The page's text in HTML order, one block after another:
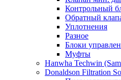
Контрольный
Обратный
Уплотнения
Разное
Блоки
Муфты
Hanwha Techwin
Donaldson Filtration